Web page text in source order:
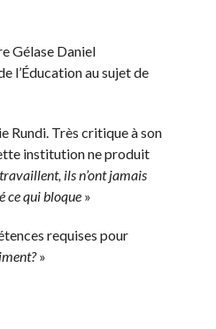
Gélase Daniel
l’Éducation au sujet de
Rundi. Très critique à son
institution ne produit
ils n’ont jamais
ce qui bloque»
requises pour
»